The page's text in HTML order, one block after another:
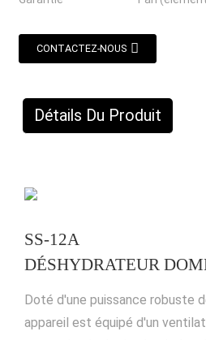
CONTACTEZ-NOUS
Détails Du Produit
SS-12A
DÉSHYDRATEUR
Doté d'une puissance robuste
appareil est équipé d'un